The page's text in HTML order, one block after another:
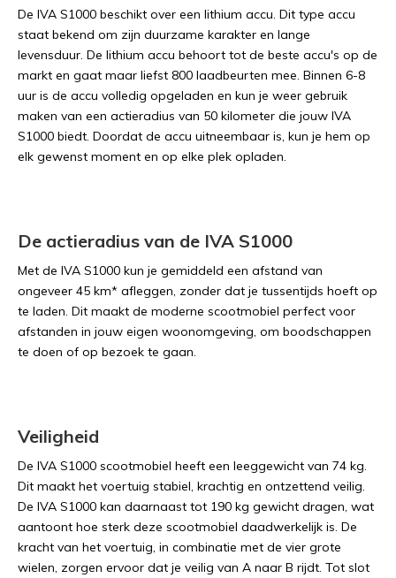
De IVA S1000 beschikt over een lithium accu. Dit type accu
staat bekend om zijn duurzame karakter en lange
levensduur. De lithium accu behoort tot de beste accu's op de
markt en gaat maar liefst 800 laadbeurten mee. Binnen 6-8
uur is de accu volledig opgeladen en kun je weer gebruik
maken van een actieradius van 50 kilometer die jouw IVA
S1000 biedt. Doordat de accu uitneembaar is, kun je hem op
elk gewenst moment en op elke plek opladen.
De actieradius van de IVA S1000
Met de IVA S1000 kun je gemiddeld een afstand van
ongeveer 45 km* afleggen, zonder dat je tussentijds hoeft op
te laden. Dit maakt de moderne scootmobiel perfect voor
afstanden in jouw eigen woonomgeving, om boodschappen
te doen of op bezoek te gaan.
Veiligheid
De IVA S1000 scootmobiel heeft een leeggewicht van 74 kg.
Dit maakt het voertuig stabiel, krachtig en ontzettend veilig.
De IVA S1000 kan daarnaast tot 190 kg gewicht dragen, wat
aantoont hoe sterk deze scootmobiel daadwerkelijk is. De
kracht van het voertuig, in combinatie met de vier grote
wielen, zorgen ervoor dat je veilig van A naar B rijdt. Tot slot